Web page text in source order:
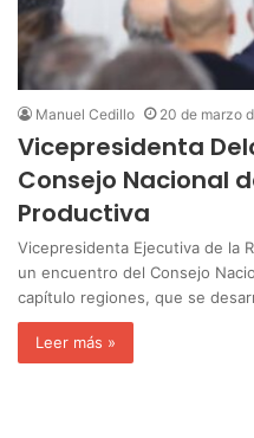
Manuel Cedillo 20 de marzo
Vicepresidenta
Consejo Nacional
Productiva
Vicepresidenta Ejecutiva de la
un encuentro del Consejo
capítulo regiones, que se
Leer más »